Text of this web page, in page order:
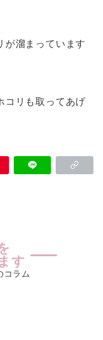
が溜まっています
コリも取ってあげ
す
コラム